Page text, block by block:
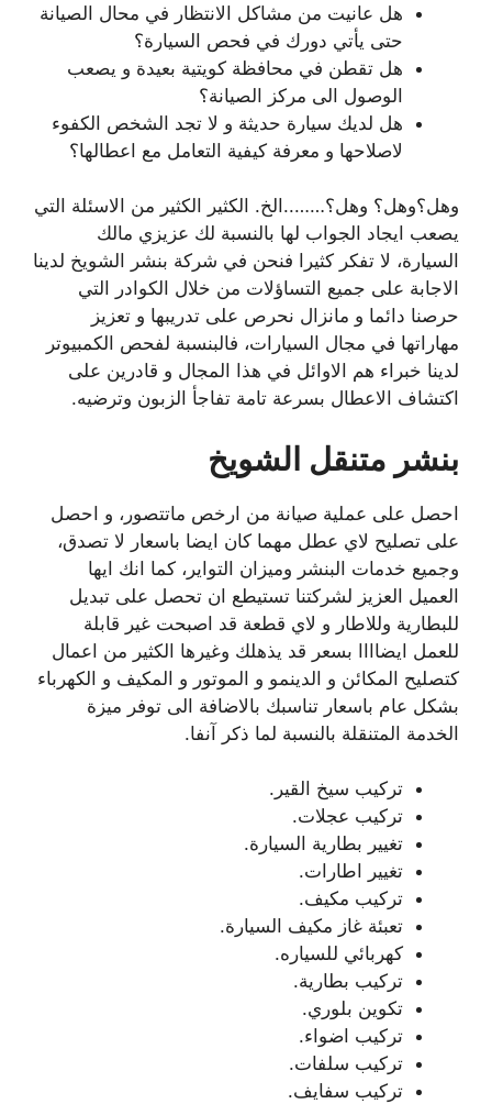
هل عانيت من مشاكل الانتظار في محال الصيانة
حتى يأتي دورك في فحص السيارة؟
هل تقطن في محافظة كويتية بعيدة و يصعب
الوصول الى مركز الصيانة؟
هل لديك سيارة حديثة و لا تجد الشخص الكفوء
لاصلاحها و معرفة كيفية التعامل مع اعطالها؟
وهل؟وهل؟ وهل؟……..الخ. الكثير الكثير من الاسئلة التي
يصعب ايجاد الجواب لها بالنسبة لك عزيزي مالك
السيارة، لا تفكر كثيرا فنحن في شركة بنشر الشويخ لدينا
الاجابة على جميع التساؤلات من خلال الكوادر التي
حرصنا دائما و مانزال نحرص على تدريبها و تعزيز
مهاراتها في مجال السيارات، فالبنسبة لفحص الكمبيوتر
لدينا خبراء هم الاوائل في هذا المجال و قادرين على
اكتشاف الاعطال بسرعة تامة تفاجأ الزبون وترضيه.
بنشر متنقل الشويخ
احصل على عملية صيانة من ارخص ماتتصور، و احصل
على تصليح لاي عطل مهما كان ايضا باسعار لا تصدق،
وجميع خدمات البنشر وميزان التواير، كما انك ايها
العميل العزيز لشركتنا تستيطع ان تحصل على تبديل
للبطارية وللاطار و لاي قطعة قد اصبحت غير قابلة
للعمل ايضاااا بسعر قد يذهلك وغيرها الكثير من اعمال
كتصليح المكائن و الدينمو و الموتور و المكيف و الكهرباء
بشكل عام باسعار تناسبك بالاضافة الى توفر ميزة
الخدمة المتنقلة بالنسبة لما ذكر آنفا.
تركيب سيخ القير.
تركيب عجلات.
تغيير بطارية السيارة.
تغيير اطارات.
تركيب مكيف.
تعبئة غاز مكيف السيارة.
كهربائي للسياره.
تركيب بطارية.
تكوين بلوري.
تركيب اضواء.
تركيب سلفات.
تركيب سفايف.